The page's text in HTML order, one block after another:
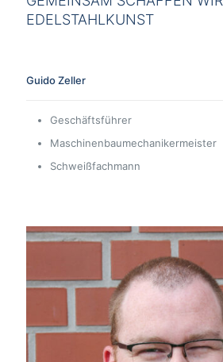
EDELSTAHLKUNST
Guido Zeller
Geschäftsführer
Maschinenbaumechanikermeister
Schweißfachmann